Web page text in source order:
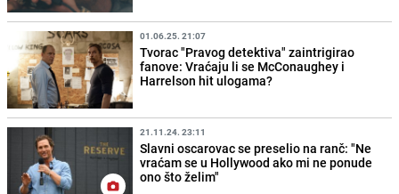
01.06.25. 21:07
Tvorac "Pravog detektiva" zaintrigirao
fanove: Vraćaju li se McConaughey i
Harrelson hit ulogama?
21.11.24. 23:11
Slavni oscarovac se preselio na ranč: "Ne
vraćam se u Hollywood ako mi ne ponude
ono što želim"